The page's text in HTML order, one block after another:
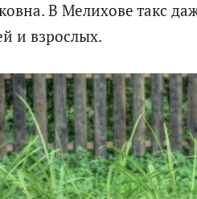
В Мелихове такс
и взрослых.